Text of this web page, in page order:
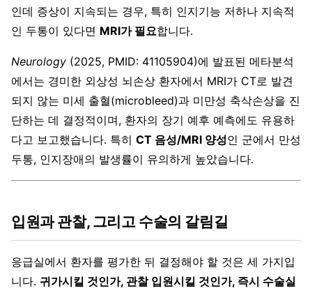
인데 증상이 지속되는 경우, 특히 인지기능 저하나 지속적
인 두통이 있다면 MRI가 필요합니다.
Neurology (2025, PMID: 41105904)에 발표된 메타분석
에서는 경미한 외상성 뇌손상 환자에서 MRI가 CT로 발견
되지 않는 미세 출혈(microbleed)과 미만성 축삭손상을 진
단하는 데 결정적이며, 환자의 장기 예후 예측에도 유용하
다고 보고했습니다. 특히 CT 음성/MRI 양성인 군에서 만성
두통, 인지장애의 발생률이 유의하게 높았습니다.
입원과 관찰, 그리고 수술의 갈림길
응급실에서 환자를 평가한 뒤 결정해야 할 것은 세 가지입
니다. 귀가시킬 것인가, 관찰 입원시킬 것인가, 즉시 수술실